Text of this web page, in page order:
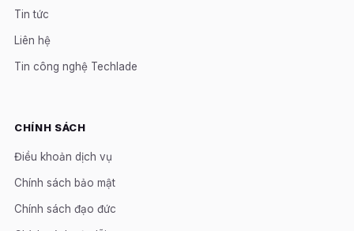
Tin tức
Liên hệ
Tin công nghệ Techlade
CHÍNH SÁCH
Điều khoản dịch vụ
Chính sách bảo mật
Chính sách đạo đức